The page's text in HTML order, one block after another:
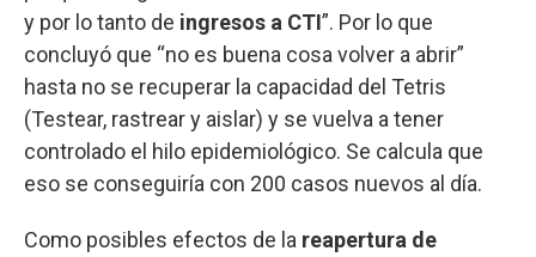
y por lo tanto de ingresos a CTI”. Por lo que
concluyó que “no es buena cosa volver a abrir”
hasta no se recuperar la capacidad del Tetris
(Testear, rastrear y aislar) y se vuelva a tener
controlado el hilo epidemiológico. Se calcula que
eso se conseguiría con 200 casos nuevos al día.
Como posibles efectos de la reapertura de